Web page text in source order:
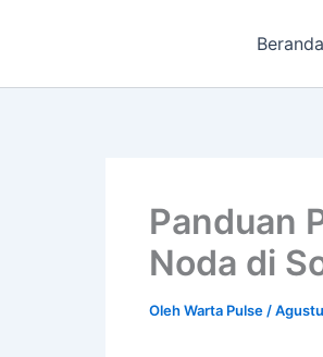
Beranda
Panduan
Noda di
OlehWarta Pulse /